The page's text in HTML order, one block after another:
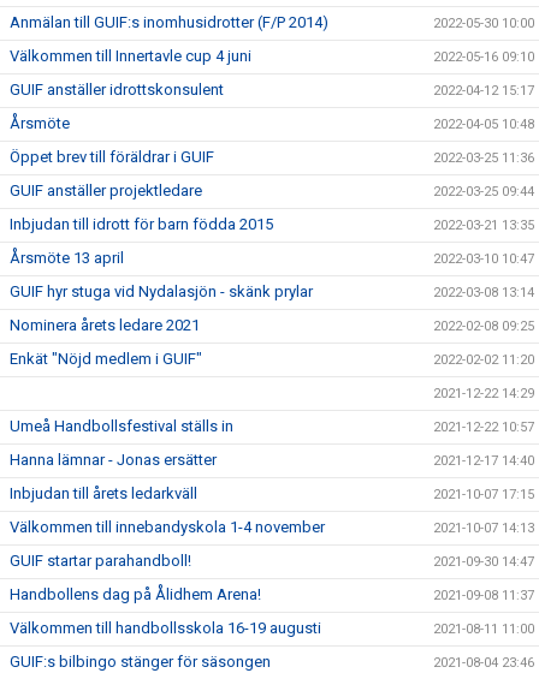
Anmälan till GUIF:s inomhusidrotter (F/P 2014) 2022-05-30 10:00
Välkommen till Innertavle cup 4 juni 2022-05-16 09:10
GUIF anställer idrottskonsulent 2022-04-12 15:17
Årsmöte 2022-04-05 10:48
Öppet brev till föräldrar i GUIF 2022-03-25 11:36
GUIF anställer projektledare 2022-03-25 09:44
Inbjudan till idrott för barn födda 2015 2022-03-21 13:35
Årsmöte 13 april 2022-03-10 10:47
GUIF hyr stuga vid Nydalasjön - skänk prylar 2022-03-08 13:14
Nominera årets ledare 2021 2022-02-08 09:25
Enkät "Nöjd medlem i GUIF" 2022-02-02 11:20
2021-12-22 14:29
Umeå Handbollsfestival ställs in 2021-12-22 10:57
Hanna lämnar - Jonas ersätter 2021-12-17 14:40
Inbjudan till årets ledarkväll 2021-10-07 17:15
Välkommen till innebandyskola 1-4 november 2021-10-07 14:13
GUIF startar parahandboll! 2021-09-30 14:47
Handbollens dag på Ålidhem Arena! 2021-09-08 11:37
Välkommen till handbollsskola 16-19 augusti 2021-08-11 11:00
GUIF:s bilbingo stänger för säsongen 2021-08-04 23:46